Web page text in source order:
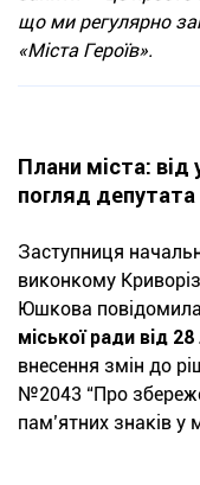
що ми регулярно
«Міста Героїв».
Плани міста: від
погляд депутата
Заступниця
виконкому
Юшкова
міської ради від
внесення змін до
№2043 “Про
пам’ятних знаків у